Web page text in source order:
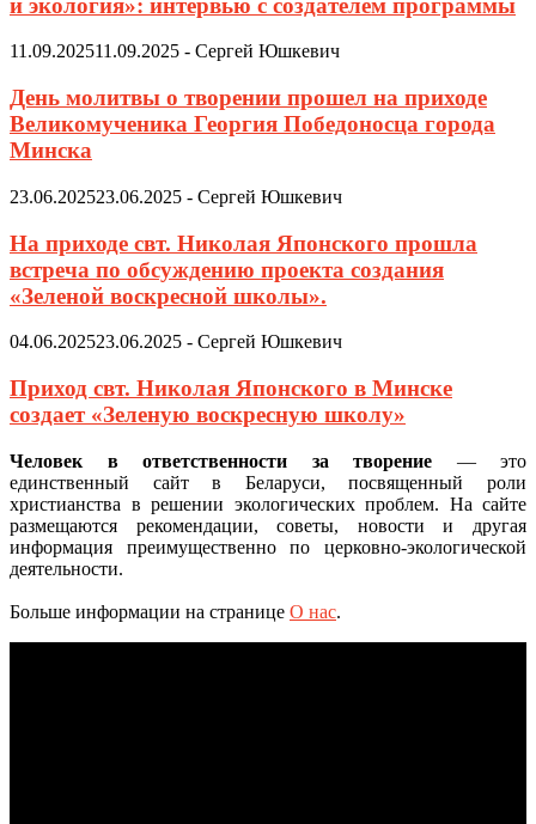
11.09.202511.09.2025 - Сергей Юшкевич
День молитвы о творении прошел на приходе
Великомученика Георгия Победоносца города
Минска
23.06.202523.06.2025 - Сергей Юшкевич
На приходе свт. Николая Японского прошла
встреча по обсуждению проекта создания
«Зеленой воскресной школы».
04.06.202523.06.2025 - Сергей Юшкевич
Приход свт. Николая Японского в Минске
создает «Зеленую воскресную школу»
Человек в ответственности за творение — это
единственный сайт в Беларуси, посвященный роли
христианства в решении экологических проблем. На сайте
размещаются рекомендации, советы, новости и другая
информация преимущественно по церковно-экологической
деятельности.
Больше информации на странице О нас.